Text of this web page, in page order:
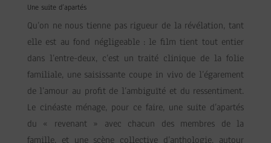
Une suite d’apartés
Qu’on ne nous tienne pas rigueur de la révélation, tant
elle est au fond négligeable : le film tient tout entier
dans l’entre-deux, c’est un traité clinique de la folie
familiale, une saisissante coupe in vivo de l’égarement
de l’amour au profit de l’ambiguïté et du ressentiment.
Le cinéaste ménage, pour ce faire, une suite d’apartés
du « revenant » avec chacun des membres de la
famille, et une scène collective d’anthologie, autour